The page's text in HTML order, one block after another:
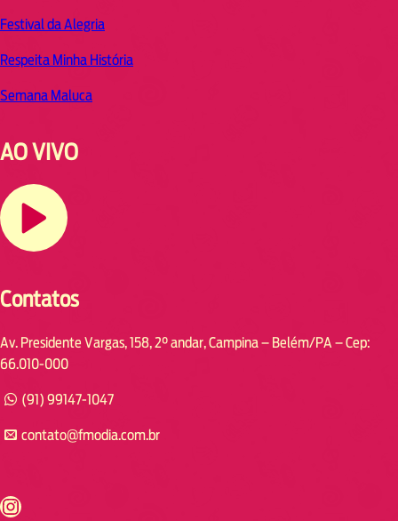
Festival da Alegria
Respeita Minha História
Semana Maluca
AO VIVO
Contatos
Av. Presidente Vargas, 158, 2° andar, Campina – Belém/PA – Cep:
66.010-000
(91) 99147-1047
contato@fmodia.com.br
https://www.instagram.com/fmodia.cabofrio/